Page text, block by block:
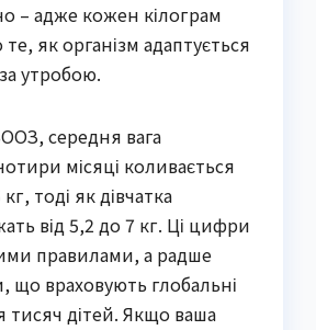
– адже кожен кілограм
як організм адаптується
утробою.
середня вага
місяці коливається
тоді як дівчатка
від 5,2 до 7 кг. Ці цифри
правилами, а радше
що враховують глобальні
тисяч дітей. Якщо ваша